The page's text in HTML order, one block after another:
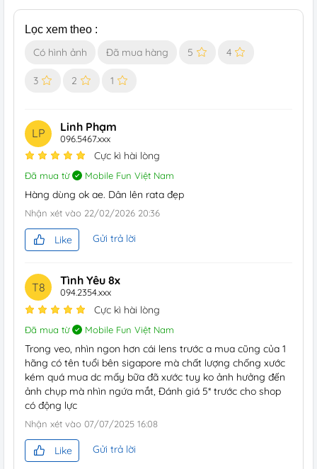
Lọc xem theo :
Có hình ảnh Đã mua hàng 5 4
3 2 1
LP Linh Phạm
096.5467.xxx
Cực kì hài lòng
Đã mua từ Mobile Fun Việt Nam
Hàng dùng ok ae. Dân lên rata đẹp
Nhận xét vào 22/02/2026 20:36
Like Gửi trả lời
T8 Tình Yêu 8x
094.2354.xxx
Cực kì hài lòng
Đã mua từ Mobile Fun Việt Nam
Trong veo, nhìn ngon hơn cái lens trước a mua cũng của 1
hãng có tên tuổi bên sigapore mà chất lượng chống xước
kém quá mua dc mấy bữa đã xước tuy ko ảnh hưởng đến
ảnh chụp mà nhìn ngứa mắt, Đánh giá 5* trước cho shop
có động lực
Nhận xét vào 07/07/2025 16:08
Like Gửi trả lời